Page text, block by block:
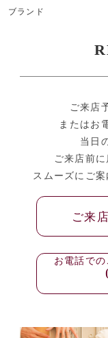
ブランド
ご来店
またはお
当日
ご来店前
スムーズにご
ご来
お電話で